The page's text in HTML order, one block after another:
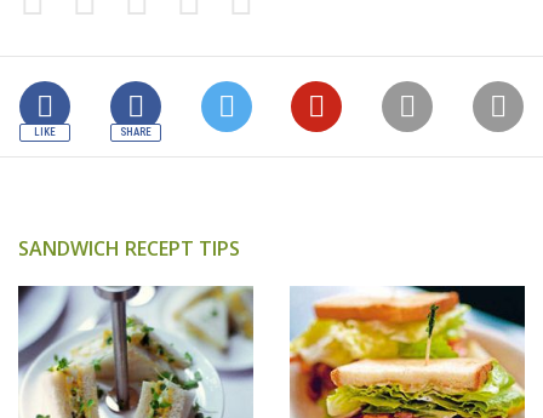
SANDWICH RECEPT TIPS